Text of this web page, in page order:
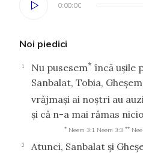
0:00:00
0:00:00
Noi piedici
1 Nu pusesem* încă uşile
Sanbalat, Tobia,
vrăjmaşi ai noştri au
şi că n-a mai rămas
* Neem 3:1 Neem 3:3 **
2 Atunci, Sanbalat şi